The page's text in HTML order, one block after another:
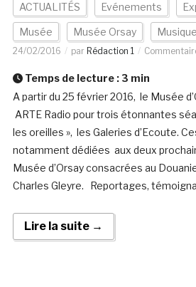
ACTUALITÉS Evénements
Musée Musée Orsay Musique
24/02/2016 par Rédaction 1
Temps de lecture : 3 min
A partir du 25 février 2016, le Musée
ARTE Radio pour trois étonnantes
les oreilles », les Galeries d’Ecoute.
notamment dédiées aux deux
Musée d’Orsay consacrées au
Charles Gleyre. Reportages,
Lire la suite →